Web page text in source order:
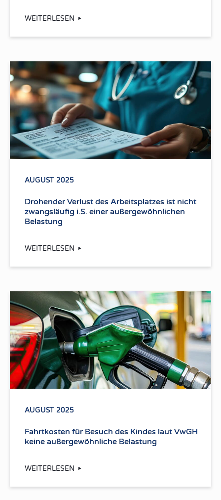
WEITERLESEN
AUGUST 2025
Drohender Verlust des Arbeitsplatzes ist nicht
zwangsläufig i.S. einer außergewöhnlichen
Belastung
WEITERLESEN
AUGUST 2025
Fahrtkosten für Besuch des Kindes laut VwGH
keine außergewöhnliche Belastung
WEITERLESEN